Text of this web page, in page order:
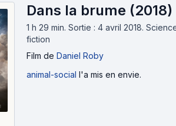
Dans la brume (2018)
1 h 29 min. Sortie : 4 avril 2018.
fiction
Film de Daniel Roby
animal-social l'a mis en envie.